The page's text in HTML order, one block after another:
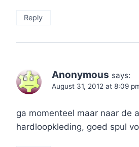
Reply
Anonymous says:
August 31, 2012 at 8:09
ga momenteel maar naar de
hardloopkleding, goed spul